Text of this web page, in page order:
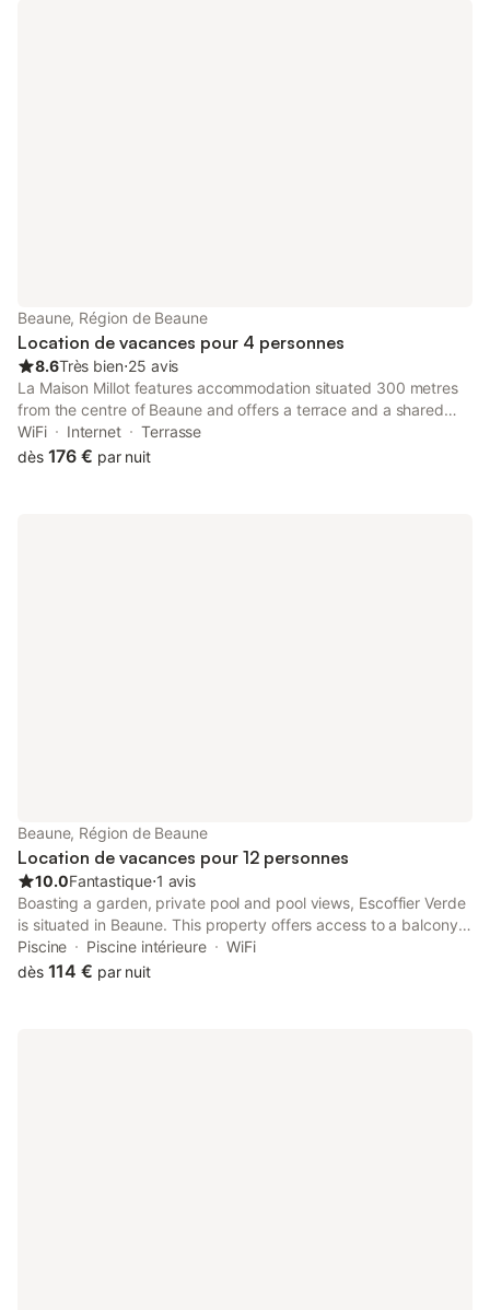
Beaune, Région de Beaune
Location de vacances pour 4 personnes
8.6Très bien⋅25 avis
La Maison Millot features accommodation situated 300 metres
from the centre of Beaune and offers a terrace and a shared
lounge.
WiFi Internet
Terrasse
dès 176 € par nuit
Beaune, Région de Beaune
Location de vacances pour 12 personnes
10.0Fantastique⋅1 avis
Boasting a garden, private pool and pool views, Escoffier Verde
is situated in Beaune. This property offers access to a balcony,
free private parking and free WiFi.
Piscine Piscine intérieure
WiFi
dès 114 € par nuit